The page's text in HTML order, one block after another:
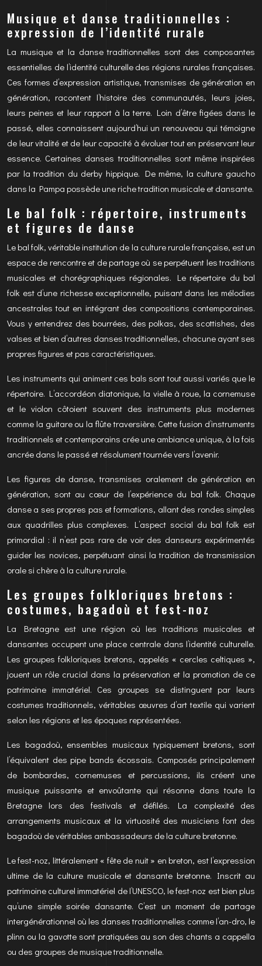
Musique et danse traditionnelles :
expression de l’identité rurale
La musique et la danse traditionnelles sont des composantes
essentielles de l’identité culturelle des régions rurales françaises.
Ces formes d’expression artistique, transmises de génération en
génération, racontent l’histoire des communautés, leurs joies,
leurs peines et leur rapport à la terre. Loin d’être figées dans le
passé, elles connaissent aujourd’hui un renouveau qui témoigne
de leur vitalité et de leur capacité à évoluer tout en préservant leur
essence. Certaines danses traditionnelles sont même inspirées
par la tradition du derby hippique. De même, la culture gaucho
dans la Pampa possède une riche tradition musicale et dansante.
Le bal folk : répertoire, instruments
et figures de danse
Le bal folk, véritable institution de la culture rurale française, est un
espace de rencontre et de partage où se perpétuent les traditions
musicales et chorégraphiques régionales. Le répertoire du bal
folk est d’une richesse exceptionnelle, puisant dans les mélodies
ancestrales tout en intégrant des compositions contemporaines.
Vous y entendrez des bourrées, des polkas, des scottishes, des
valses et bien d’autres danses traditionnelles, chacune ayant ses
propres figures et pas caractéristiques.
Les instruments qui animent ces bals sont tout aussi variés que le
répertoire. L’accordéon diatonique, la vielle à roue, la cornemuse
et le violon côtoient souvent des instruments plus modernes
comme la guitare ou la flûte traversière. Cette fusion d’instruments
traditionnels et contemporains crée une ambiance unique, à la fois
ancrée dans le passé et résolument tournée vers l’avenir.
Les figures de danse, transmises oralement de génération en
génération, sont au cœur de l’expérience du bal folk. Chaque
danse a ses propres pas et formations, allant des rondes simples
aux quadrilles plus complexes. L’aspect social du bal folk est
primordial : il n’est pas rare de voir des danseurs expérimentés
guider les novices, perpétuant ainsi la tradition de transmission
orale si chère à la culture rurale.
Les groupes folkloriques bretons :
costumes, bagadoù et fest-noz
La Bretagne est une région où les traditions musicales et
dansantes occupent une place centrale dans l’identité culturelle.
Les groupes folkloriques bretons, appelés « cercles celtiques »,
jouent un rôle crucial dans la préservation et la promotion de ce
patrimoine immatériel. Ces groupes se distinguent par leurs
costumes traditionnels, véritables œuvres d’art textile qui varient
selon les régions et les époques représentées.
Les bagadoù, ensembles musicaux typiquement bretons, sont
l’équivalent des pipe bands écossais. Composés principalement
de bombardes, cornemuses et percussions, ils créent une
musique puissante et envoûtante qui résonne dans toute la
Bretagne lors des festivals et défilés. La complexité des
arrangements musicaux et la virtuosité des musiciens font des
bagadoù de véritables ambassadeurs de la culture bretonne.
Le fest-noz, littéralement « fête de nuit » en breton, est l’expression
ultime de la culture musicale et dansante bretonne. Inscrit au
patrimoine culturel immatériel de l’UNESCO, le fest-noz est bien plus
qu’une simple soirée dansante. C’est un moment de partage
intergénérationnel où les danses traditionnelles comme l’an-dro, le
plinn ou la gavotte sont pratiquées au son des chants a cappella
ou des groupes de musique traditionnelle.